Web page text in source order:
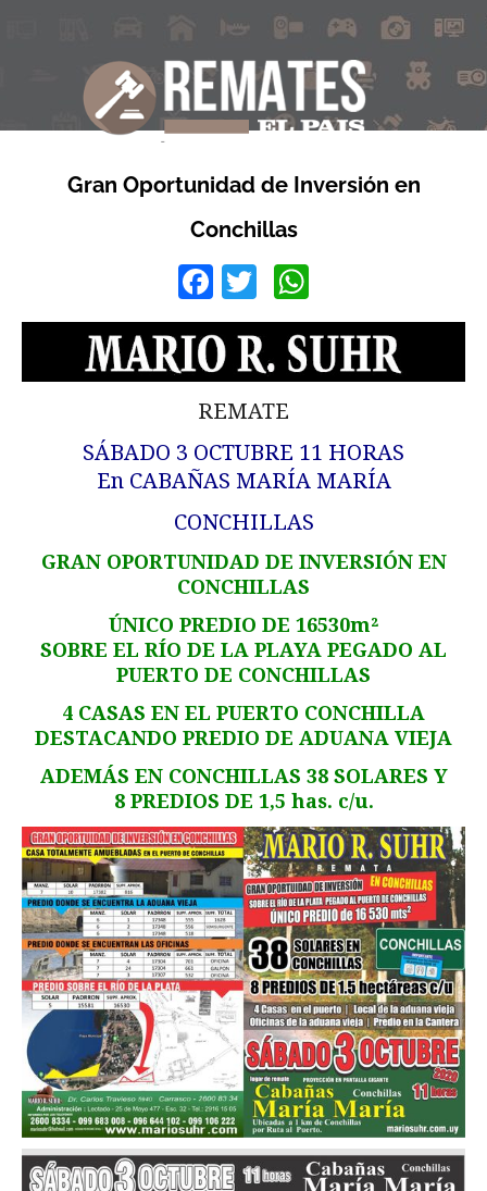
Gran Oportunidad de Inversión en
Conchillas
Facebook
Twitter
REMATE
SÁBADO 3 OCTUBRE 11 HORAS
En CABAÑAS MARÍA MARÍA
CONCHILLAS
GRAN OPORTUNIDAD DE INVERSIÓN EN
CONCHILLAS
ÚNICO PREDIO DE 16530m²
SOBRE EL RÍO DE LA PLAYA PEGADO AL
PUERTO DE CONCHILLAS
4 CASAS EN EL PUERTO CONCHILLA
DESTACANDO PREDIO DE ADUANA VIEJA
ADEMÁS EN CONCHILLAS 38 SOLARES Y
8 PREDIOS DE 1,5 has. c/u.